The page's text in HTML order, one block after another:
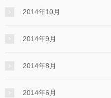
2014年10月
2014年9月
2014年8月
2014年6月